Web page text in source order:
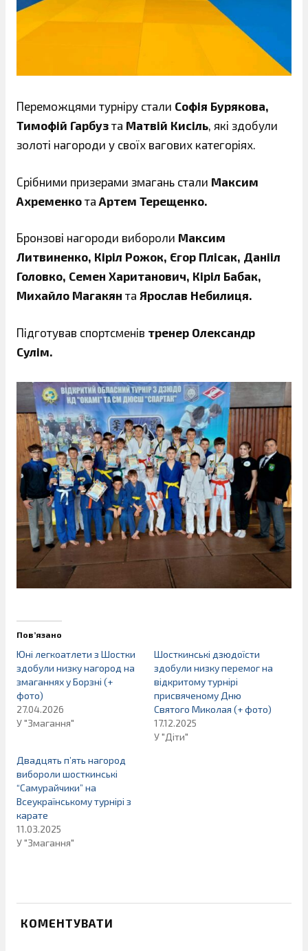
Переможцями турніру стали Софія Бурякова,
Тимофій Гарбуз та Матвій Кисіль, які здобули
золоті нагороди у своїх вагових категоріях.
Срібними призерами змагань стали Максим
Ахременко та Артем Терещенко.
Бронзові нагороди вибороли Максим
Литвиненко, Кіріл Рожок, Єгор Плісак, Данііл
Головко, Семен Хаританович, Кіріл Бабак,
Михайло Магакян та Ярослав Небилиця.
Підготував спортсменів тренер Олександр
Сулім.
Пов’язано
Юні легкоатлети з Шостки
здобули низку нагород на
змаганнях у Борзні (+
фото)
27.04.2026
У "Змагання"
Шосткинські дзюдоїсти
здобули низку перемог на
відкритому турнірі
присвяченому Дню
Святого Миколая (+ фото)
17.12.2025
У "Діти"
Двадцять п’ять нагород
вибороли шосткинські
“Самурайчики” на
Всеукраїнському турнірі з
карате
11.03.2025
У "Змагання"
КОМЕНТУВАТИ